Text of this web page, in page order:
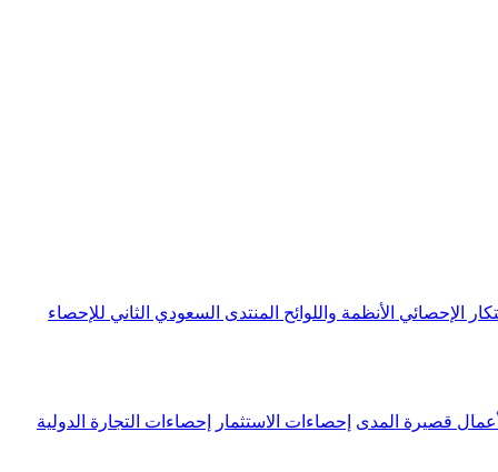
الإحصائي الأنظمة واللوائح المنتدى السعودي الثاني للإحصاء
قصيرة المدى إحصاءات الاستثمار إحصاءات التجارة الدولية